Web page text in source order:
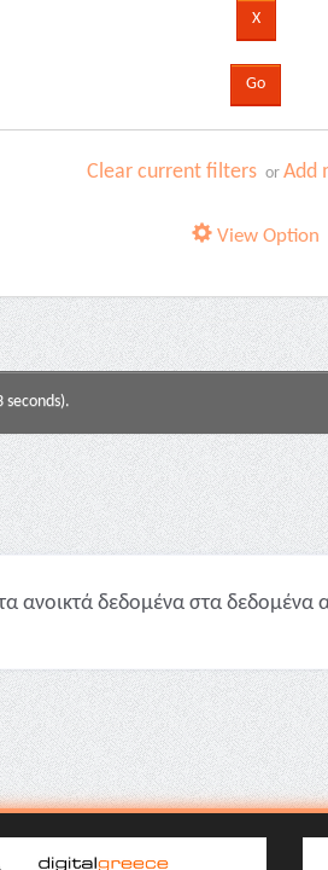
Clear current filters orAdd
View Option
seconds).
ανοικτά δεδομένα στα δεδομένα